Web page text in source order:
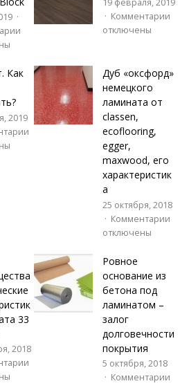
19 февраля, 2019
Комментарии
отключены
Как
2019
Дуб «оксфорд»
немецкого
ламината от
classen,
ecoflooring,
egger,
maxwood, его
характеристик
а
25 октября, 2018
Комментарии
отключены
33
2018
Ровное
основание из
бетона под
ламинатом –
залог
долговечности
покрытия
5 октября, 2018
Комментарии